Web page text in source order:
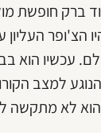
ברק חופשת
עכשיו הוא
למצב